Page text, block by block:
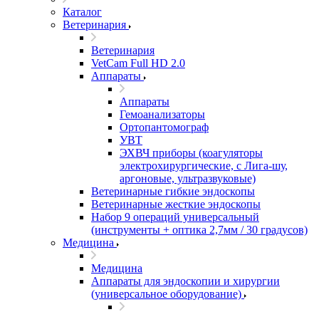
Каталог
Ветеринария
Ветеринария
VetCam Full HD 2.0
Аппараты
Аппараты
Гемоанализаторы
Ортопантомограф
УВТ
ЭХВЧ приборы (коагуляторы
электрохирургические, с Лига-шу,
аргоновые, ультразвуковые)
Ветеринарные гибкие эндоскопы
Ветеринарные жесткие эндоскопы
Набор 9 операций универсальный
(инструменты + оптика 2,7мм / 30 градусов)
Медицина
Медицина
Аппараты для эндоскопии и хирургии
(универсальное оборудование)